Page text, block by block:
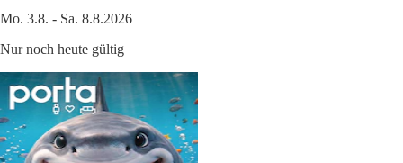
Mo. 3.8. - Sa. 8.8.2026
Nur noch heute gültig